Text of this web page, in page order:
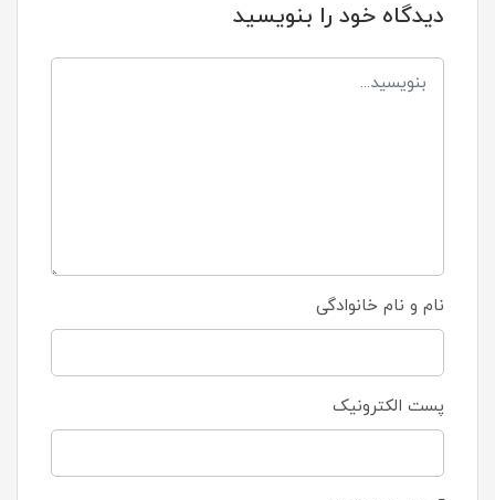
دیدگاه خود را بنویسید
نام و نام خانوادگی
پست الکترونیک